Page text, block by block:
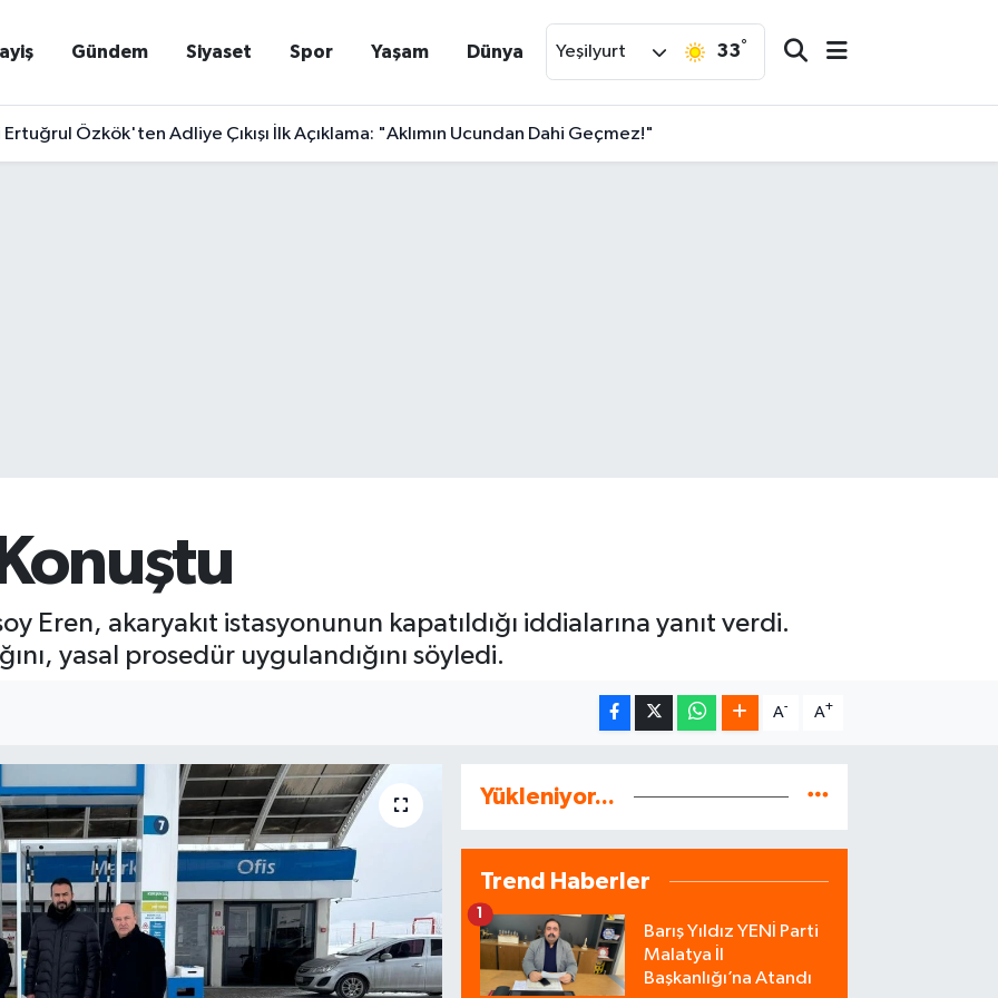
Gündem Siyaset Spor Yaşam Dünya Yeşilyurt 33°
Özkök'ten Adliye Çıkışı İlk Açıklama: "Aklımın Ucundan Dahi Geçmez!"
Eren, akaryakıt istasyonunun kapatıldığı iddialarına yanıt verdi.
yasal prosedür uygulandığını söyledi.
A- A+
Yükleniyor...
Trend Haberler
Barış Yıldız YENİ Parti
Malatya İl
Başkanlığı’na Atandı
1